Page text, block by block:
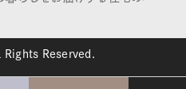
Reserved.